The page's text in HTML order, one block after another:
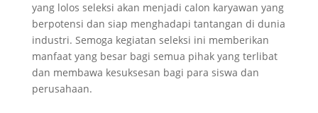
yang lolos seleksi akan menjadi calon karyawan yang
berpotensi dan siap menghadapi tantangan di dunia
industri. Semoga kegiatan seleksi ini memberikan
manfaat yang besar bagi semua pihak yang terlibat
dan membawa kesuksesan bagi para siswa dan
perusahaan.